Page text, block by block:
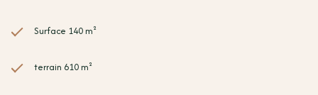
Surface 140 m²
terrain 610 m²